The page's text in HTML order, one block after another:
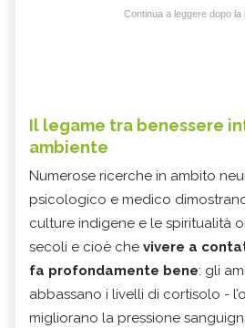
Continua a leggere dopo la
Il legame tra benessere
ambiente
Numerose ricerche in ambito
psicologico e medico
culture indigene e le spiritualità
secoli e cioè che vivere a
fa profondamente bene: gli
abbassano i livelli di cortisolo -
migliorano la pressione